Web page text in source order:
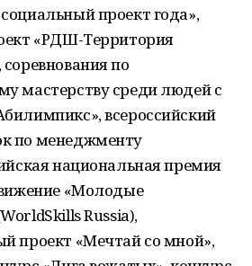
проект года»,
«РДШ-Территория
по
мастерству среди людей с
всероссийский
по менеджменту
национальная премия
«Молодые
Russia),
проект «Мечтай со мной»,